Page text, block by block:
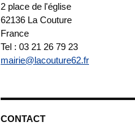
2 place de l'église
62136 La Couture
France
Tel : 03 21 26 79 23
mairie@lacouture62.fr
CONTACT